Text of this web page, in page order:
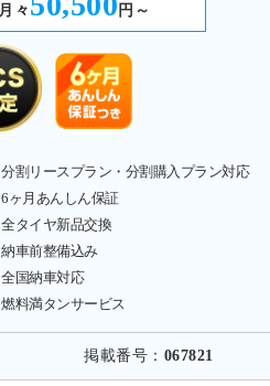
月々 円～
分割リースプラン・分割購入プラン対応
6ヶ月あんしん保証
全タイヤ新品交換
納車前整備込み
全国納車対応
燃料満タンサービス
掲載番号： 067821